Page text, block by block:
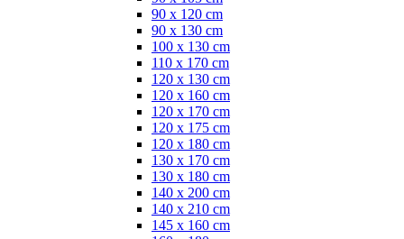
90 x 120 cm
90 x 130 cm
100 x 130 cm
110 x 170 cm
120 x 130 cm
120 x 160 cm
120 x 170 cm
120 x 175 cm
120 x 180 cm
130 x 170 cm
130 x 180 cm
140 x 200 cm
140 x 210 cm
145 x 160 cm